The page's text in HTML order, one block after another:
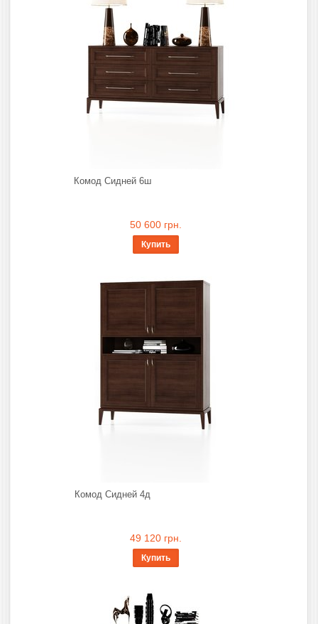
Комод Сидней 6ш
50 600 грн.
Купить
Комод Сидней 4д
49 120 грн.
Купить